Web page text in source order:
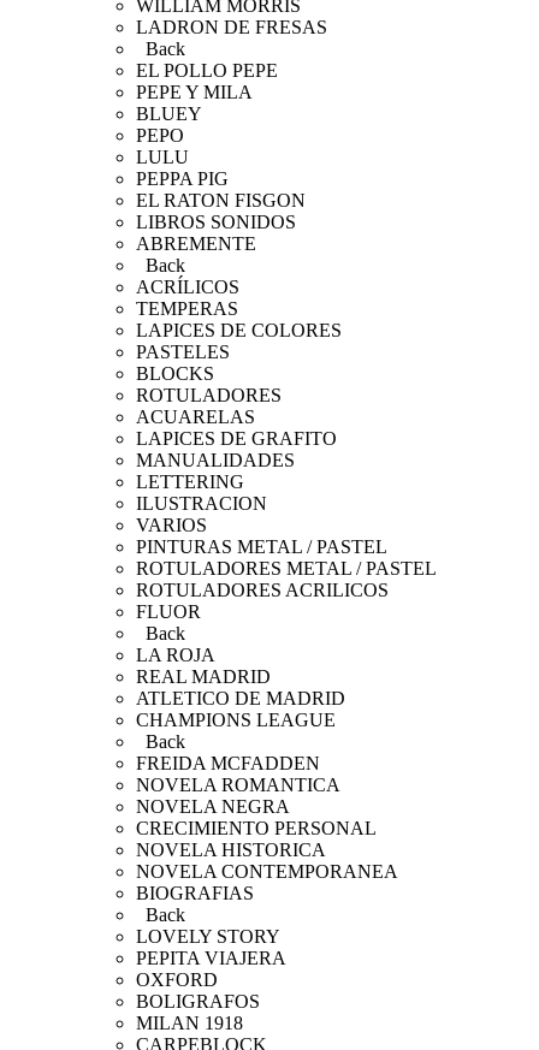
WILLIAM MORRIS
LADRON DE FRESAS
Back
EL POLLO PEPE
PEPE Y MILA
BLUEY
PEPO
LULU
PEPPA PIG
EL RATON FISGON
LIBROS SONIDOS
ABREMENTE
Back
ACRÍLICOS
TEMPERAS
LAPICES DE COLORES
PASTELES
BLOCKS
ROTULADORES
ACUARELAS
LAPICES DE GRAFITO
MANUALIDADES
LETTERING
ILUSTRACION
VARIOS
PINTURAS METAL / PASTEL
ROTULADORES METAL / PASTEL
ROTULADORES ACRILICOS
FLUOR
Back
LA ROJA
REAL MADRID
ATLETICO DE MADRID
CHAMPIONS LEAGUE
Back
FREIDA MCFADDEN
NOVELA ROMANTICA
NOVELA NEGRA
CRECIMIENTO PERSONAL
NOVELA HISTORICA
NOVELA CONTEMPORANEA
BIOGRAFIAS
Back
LOVELY STORY
PEPITA VIAJERA
OXFORD
BOLIGRAFOS
MILAN 1918
CARPEBLOCK